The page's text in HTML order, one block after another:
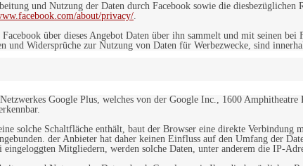
und Nutzung der Daten durch Facebook sowie die
about/privacy/.
über dieses Angebot Daten über ihn sammelt und mit seinen
und Widersprüche zur Nutzung von Daten für Werbezwecke, sind
Google Plus, welches von der Google Inc., 1600
solche Schaltfläche enthält, baut der Browser eine direkte
der Anbieter hat daher keinen Einfluss auf den Umfang der
Mitgliedern, werden solche Daten, unter anderem die IP-